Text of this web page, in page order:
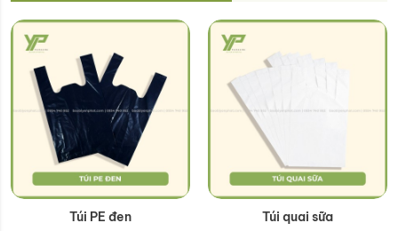
Túi PE đen Túi quai sữa